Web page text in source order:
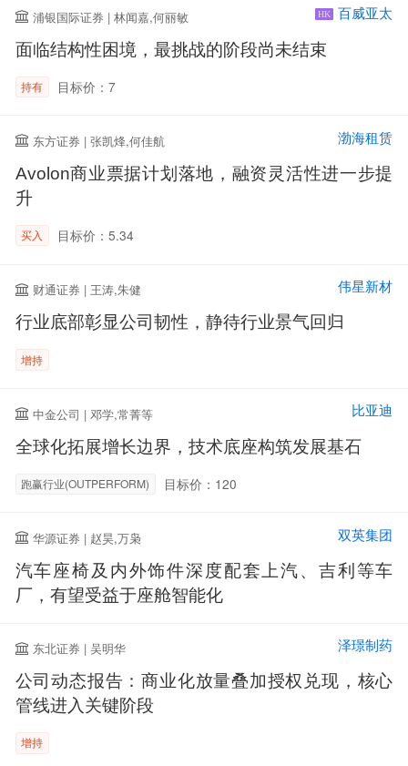
浦银国际证券 | 林闻嘉,何丽敏 HK 百威亚太
面临结构性困境，最挑战的阶段尚未结束
持有 目标价：7
东方证券 | 张凯烽,何佳航 渤海租赁
Avolon商业票据计划落地，融资灵活性进一步提
升
买入 目标价：5.34
财通证券 | 王涛,朱健 伟星新材
行业底部彰显公司韧性，静待行业景气回归
增持
中金公司 | 邓学,常菁等 比亚迪
全球化拓展增长边界，技术底座构筑发展基石
跑赢行业(OUTPERFORM) 目标价：120
华源证券 | 赵昊,万枭 双英集团
汽车座椅及内外饰件深度配套上汽、吉利等车
厂，有望受益于座舱智能化
东北证券 | 吴明华 泽璟制药
公司动态报告：商业化放量叠加授权兑现，核心
管线进入关键阶段
增持